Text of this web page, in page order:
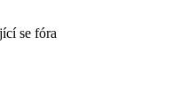
se fóra